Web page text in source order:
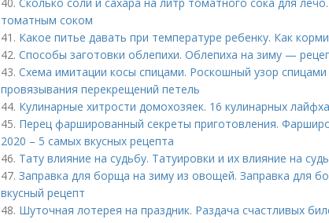
томатным соком
41. Какое питье давать при температуре ребенку. Как
42. Способы заготовки облепихи. Облепиха на зиму —
43. Схема имитации косы спицами. Роскошный узор
провязывания перекрещений петель
44. Кулинарные хитрости домохозяек. 16 кулинарных
45. Перец фаршированный секреты приготовления.
2020 – 5 самых вкусных рецепта
46. Тату влияние на судьбу. Татуировки и их влияние на
47. Заправка для борща на зиму из овощей. Заправка для
вкусный рецепт
48. Шуточная лотерея на праздник. Раздача счастливых